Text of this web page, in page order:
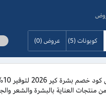
كوبونات (5) عروض (0)
منتجات العناية بالبشرة والشعر